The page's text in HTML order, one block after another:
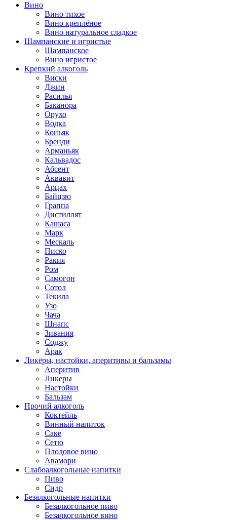
Вино
Вино тихое
Вино креплёное
Вино натуральное сладкое
Шампанские и игристые
Шампанское
Вино игристое
Крепкий алкоголь
Виски
Джин
Расилья
Баканора
Орухо
Водка
Коньяк
Бренди
Арманьяк
Кальвадос
Абсент
Аквавит
Арцах
Байцзю
Граппа
Дистиллят
Кашаса
Марк
Мескаль
Писко
Ракия
Ром
Самогон
Сотол
Текила
Узо
Чача
Шнапс
Зивания
Соджу
Арак
Ликёры, настойки, аперитивы и бальзамы
Аперитив
Ликеры
Настойки
Бальзам
Прочий алкоголь
Коктейль
Винный напиток
Саке
Сетю
Плодовое вино
Авамори
Слабоалкогольные напитки
Пиво
Сидр
Безалкогольные напитки
Безалкогольное пиво
Безалкогольное вино